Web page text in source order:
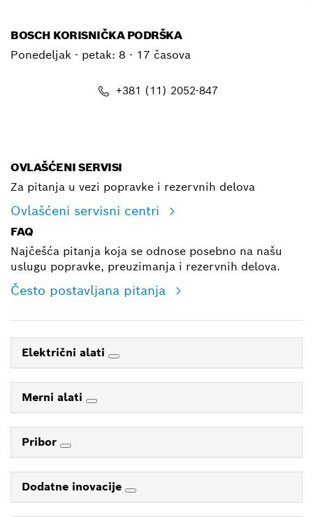
BOSCH KORISNIČKA PODRŠKA
Ponedeljak - petak: 8 - 17 časova
+381 (11) 2052-847
OVLAŠĆENI SERVISI
Za pitanja u vezi popravke i rezervnih delova
Ovlašćeni servisni centri
FAQ
Najčešća pitanja koja se odnose posebno na našu
uslugu popravke, preuzimanja i rezervnih delova.
Često postavljana pitanja
Električni alati
Merni alati
Pribor
Dodatne inovacije